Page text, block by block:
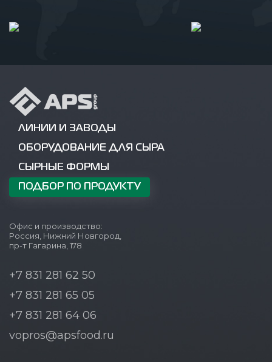
ЛИНИИ И ЗАВОДЫ
ОБОРУДОВАНИЕ ДЛЯ СЫРА
СЫРНЫЕ ФОРМЫ
ПОДБОР ПО ПРОДУКТУ
Офис и производство:
Россия, Нижний Новгород,
пр-т Гагарина, 178
+7 831 281 62 50
+7 831 281 65 05
+7 831 281 64 06
vopros@apsfood.ru